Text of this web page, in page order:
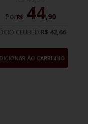
PorR$ 44,90
CLUBED:R$ 42,66
AO CARRINHO